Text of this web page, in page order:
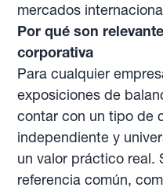
mercados
Por qué son
corporativa
Para cualquier
exposiciones de
contar con un tipo de
independiente y
un valor práctico real.
referencia común,